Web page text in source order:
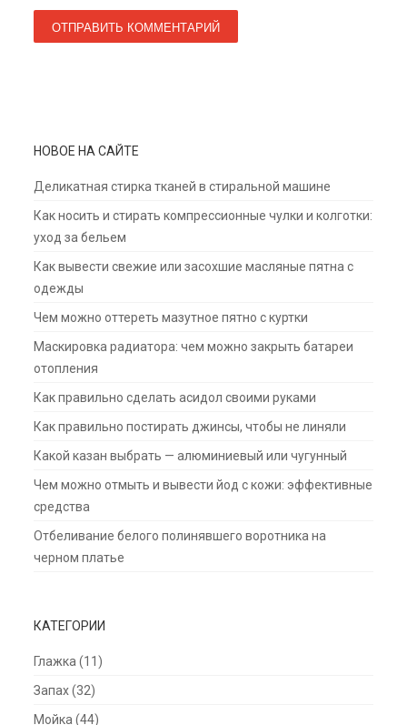
НОВОЕ НА САЙТЕ
Деликатная стирка тканей в стиральной машине
Как носить и стирать компрессионные чулки и колготки:
уход за бельем
Как вывести свежие или засохшие масляные пятна с
одежды
Чем можно оттереть мазутное пятно с куртки
Маскировка радиатора: чем можно закрыть батареи
отопления
Как правильно сделать асидол своими руками
Как правильно постирать джинсы, чтобы не линяли
Какой казан выбрать — алюминиевый или чугунный
Чем можно отмыть и вывести йод с кожи: эффективные
средства
Отбеливание белого полинявшего воротника на
черном платье
КАТЕГОРИИ
Глажка (11)
Запах(32)
Мойка (44)